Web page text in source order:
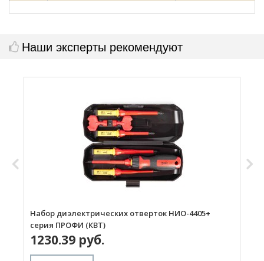
Наши эксперты рекомендуют
Набор диэлектрических отверток НИО-4405+
серия ПРОФИ (КВТ)
1230.39 руб.